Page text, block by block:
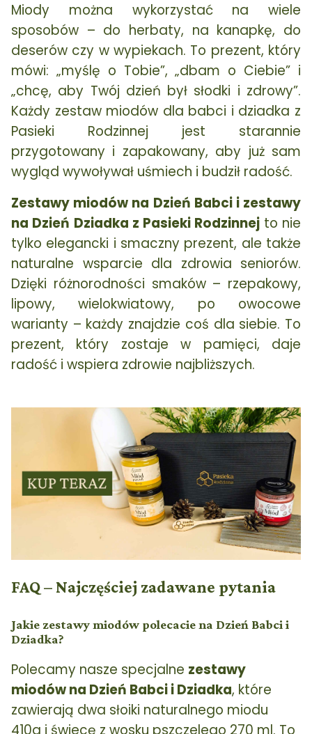
Miody można wykorzystać na wiele
sposobów – do herbaty, na kanapkę, do
deserów czy w wypiekach. To prezent, który
mówi: „myślę o Tobie”, „dbam o Ciebie” i
„chcę, aby Twój dzień był słodki i zdrowy”.
Każdy zestaw miodów dla babci i dziadka z
Pasieki Rodzinnej jest starannie
przygotowany i zapakowany, aby już sam
wygląd wywoływał uśmiech i budził radość.
Zestawy miodów na Dzień Babci i zestawy
na Dzień Dziadka z Pasieki Rodzinnej to nie
tylko elegancki i smaczny prezent, ale także
naturalne wsparcie dla zdrowia seniorów.
Dzięki różnorodności smaków – rzepakowy,
lipowy, wielokwiatowy, po owocowe
warianty – każdy znajdzie coś dla siebie. To
prezent, który zostaje w pamięci, daje
radość i wspiera zdrowie najbliższych.
FAQ – Najczęściej zadawane pytania
Jakie zestawy miodów polecacie na Dzień Babci i
Dziadka?
Polecamy nasze specjalne zestawy
miodów na Dzień Babci i Dziadka, które
zawierają dwa słoiki naturalnego miodu
410g i świecę z wosku pszczelego 270 ml. To